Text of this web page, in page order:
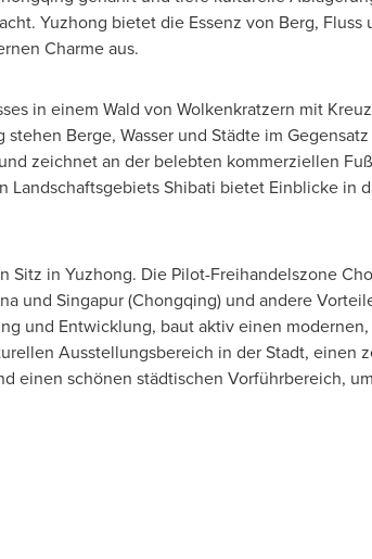
Yuzhong bietet die Essenz von Berg, Fluss
Charme aus.
in einem Wald von Wolkenkratzern mit
Berge, Wasser und Städte im
zeichnet an der belebten kommerziellen
Shibati bietet Einblicke in
Sitz in Yuzhong. Die Pilot-Freihandelszone
und Singapur (Chongqing) und andere
und Entwicklung, baut aktiv einen
Ausstellungsbereich in der Stadt, einen
einen schönen städtischen Vorführbereich,